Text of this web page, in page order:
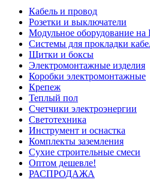
Кабель и провод
Розетки и выключатели
Модульное оборудование на
Системы для прокладки
Щитки и боксы
Электромонтажные изделия
Коробки электромонтажные
Крепеж
Теплый пол
Счетчики электроэнергии
Светотехника
Инструмент и оснастка
Комплекты заземления
Сухие строительные смеси
Оптом дешевле!
РАСПРОДАЖА